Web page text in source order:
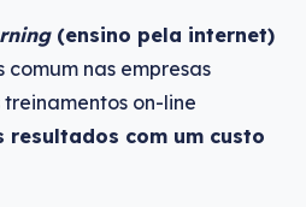
(ensino pela internet)
nas empresas
on-line
resultados com um custo